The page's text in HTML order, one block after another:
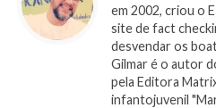
em 2002, criou o
site de fact
desvendar os
Gilmar é o autor
pela Editora
infantojuvenil